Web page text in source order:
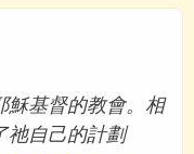
穌基督的教會。相
祂自己的計劃